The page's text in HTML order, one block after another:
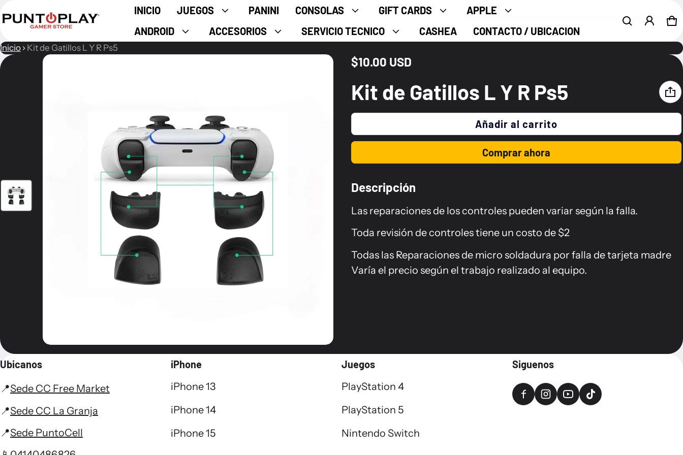
INICIO
JUEGOS PANINI CONSOLAS GIFT CARDS
APPLE
ANDROID
ACCESORIOS SERVICIO TECNICO CASHEA CONTACTO / UBICACION 0
Producto añadido al carrito
Finalizar compra
Inicio Kit de Gatillos L Y R Ps5
del producto
Precio normal
$10.00 USD
Kit de Gatillos L Y R Ps5
Añadir al carrito
Comprar ahora
Descripción
Las reparaciones de los controles pueden variar según la falla.
Toda revisión de controles tiene un costo de $2
Todas las Reparaciones de micro soldadura por falla de tarjeta madre
Varía el precio según el trabajo realizado al equipo.
Ubicanos
📍Sede CC Free Market
📍Sede CC La Granja
📍Sede PuntoCell
iPhone
iPhone 13
iPhone 14
iPhone 15
Juegos
PlayStation 4
PlayStation 5
Nintendo Switch
Siguenos